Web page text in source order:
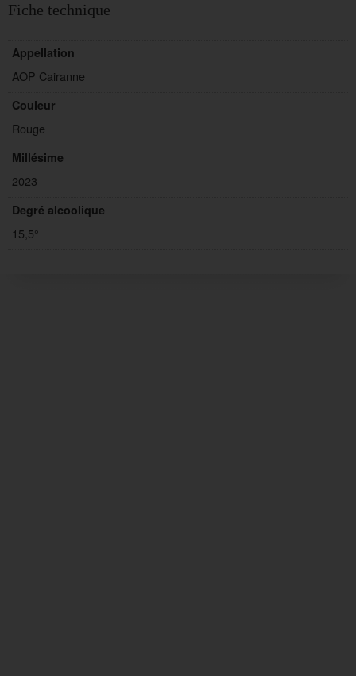
Fiche technique
Appellation
AOP Cairanne
Couleur
Rouge
Millésime
2023
Degré alcoolique
15,5°